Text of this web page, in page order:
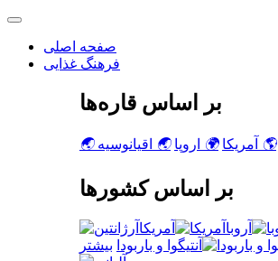
صفحه اصلی
فرهنگ غذایی
بر اساس قاره‌ها
🌏 🌎 آمریکا 🌍 اروپا 🌏 اقیانوسیه
بر اساس کشورها
آروبا
آمریکا
آنتیگوا و باربودا